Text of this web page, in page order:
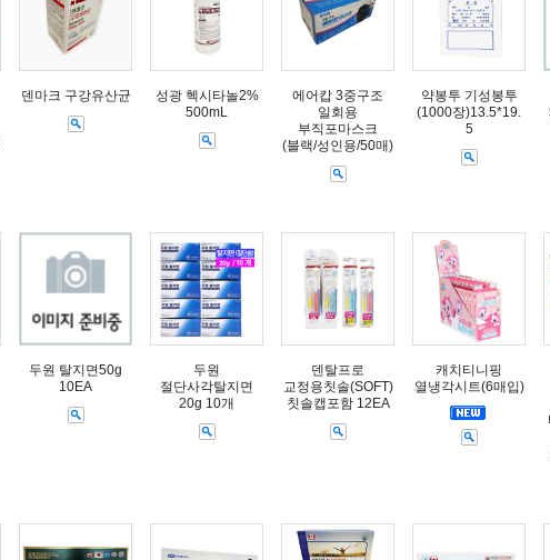
덴마크 구강유산균
성광 헥시타놀2%
500mL
에어캅 3중구조
일회용
부직포마스크
(블랙/성인용/50매)
약봉투 기성봉투
(1000장)13.5*19.
5
두원 탈지면50g
10EA
두원
절단사각탈지면
20g 10개
덴탈프로
교정용칫솔(SOFT)
칫솔캡포함 12EA
캐치티니핑
열냉각시트(6매입)